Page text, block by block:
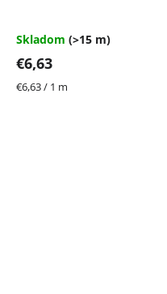
Skladom (>15 m)
€6,63
Jednotková
€6,63 / 1 m